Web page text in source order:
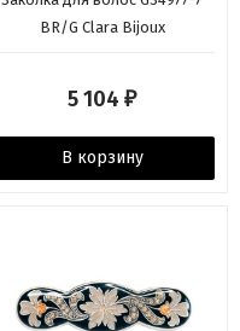
BR/G Clara Bijoux
5 104 ₽
В корзину